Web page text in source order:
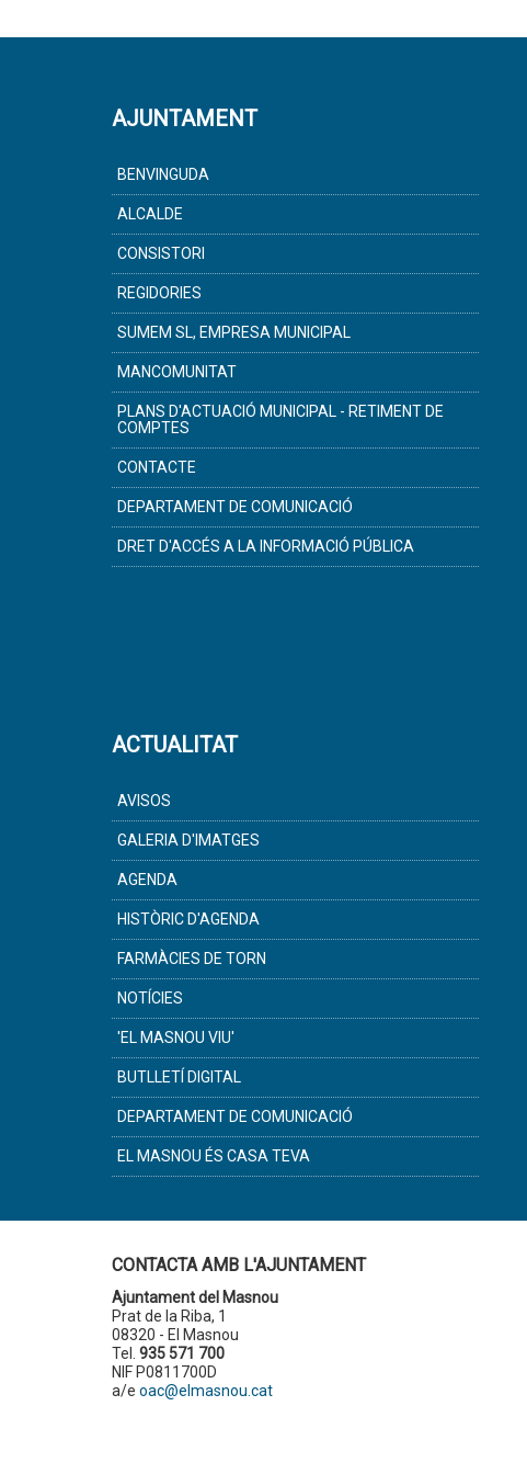
AJUNTAMENT
BENVINGUDA
ALCALDE
CONSISTORI
REGIDORIES
SUMEM SL, EMPRESA MUNICIPAL
MANCOMUNITAT
PLANS D'ACTUACIÓ MUNICIPAL - RETIMENT DE
COMPTES
CONTACTE
DEPARTAMENT DE COMUNICACIÓ
DRET D'ACCÉS A LA INFORMACIÓ PÚBLICA
ACTUALITAT
AVISOS
GALERIA D'IMATGES
AGENDA
HISTÒRIC D'AGENDA
FARMÀCIES DE TORN
NOTÍCIES
'EL MASNOU VIU'
BUTLLETÍ DIGITAL
DEPARTAMENT DE COMUNICACIÓ
EL MASNOU ÉS CASA TEVA
CONTACTA AMB L'AJUNTAMENT
Ajuntament del Masnou
Prat de la Riba, 1
08320 - El Masnou
Tel. 935 571 700
NIF P0811700D
a/e oac@elmasnou.cat